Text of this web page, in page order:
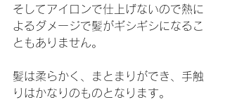
そしてアイロンで仕上げないので熱に
よるダメージで髪がギシギシになるこ
ともありません。
髪は柔らかく、まとまりができ、手触
りはかなりのものとなります。